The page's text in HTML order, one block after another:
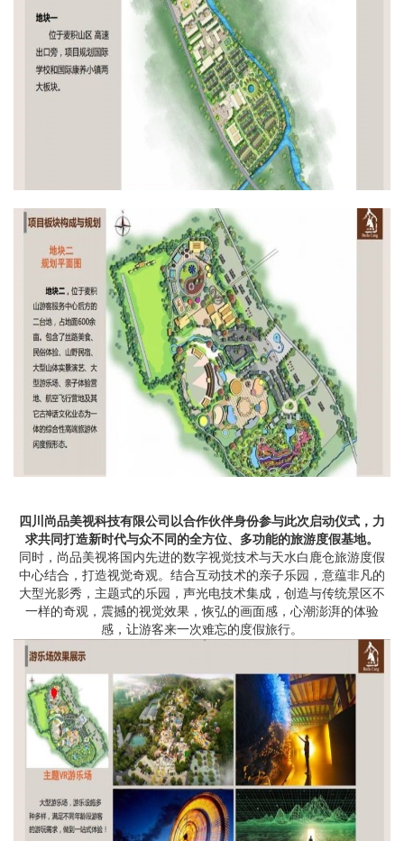
四川尚品美视科技有限公司以合作伙伴身份参与此次启动仪式，力
求共同打造新时代与众不同的全方位、多功能的旅游度假基地。
同时，尚品美视将国内先进的数字视觉技术与天水白鹿仓旅游度假
中心结合，打造视觉奇观。结合互动技术的亲子乐园，意蕴非凡的
大型光影秀，主题式的乐园，声光电技术集成，创造与传统景区不
一样的奇观，震撼的视觉效果，恢弘的画面感，心潮澎湃的体验
感，让游客来一次难忘的度假旅行。